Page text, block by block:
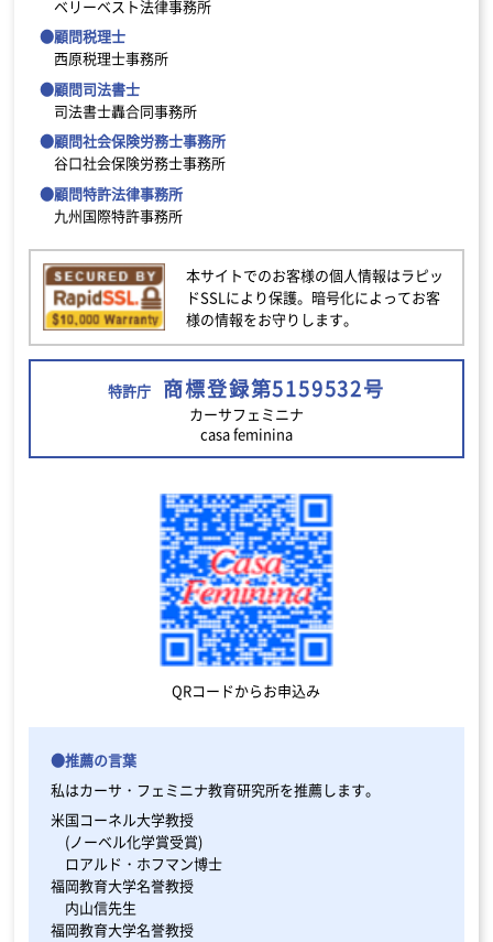
ベリーベスト法律事務所
●顧問税理士
西原税理士事務所
●顧問司法書士
司法書士轟合同事務所
●顧問社会保険労務士事務所
谷口社会保険労務士事務所
●顧問特許法律事務所
九州国際特許事務所
本サイトでのお客様の個人情報はラピッ
ドSSLにより保護。暗号化によってお客
様の情報をお守りします。
特許庁 商標登録第5159532号
カーサフェミニナ
casa feminina
QRコードからお申込み
●推薦の言葉
私はカーサ・フェミニナ教育研究所を推薦します。
米国コーネル大学教授
(ノーベル化学賞受賞)
ロアルド・ホフマン博士
福岡教育大学名誉教授
内山信先生
福岡教育大学名誉教授